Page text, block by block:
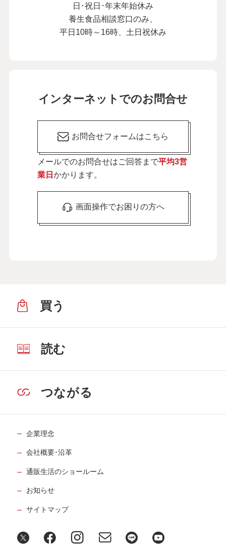
日･祝日･年末年始休み
養生食品相談窓口のみ、
平日10時～16時、土日祝休み
インターネットでのお問合せ
お問合せフォームはこちら
メールでのお問合せはご回答まで平均3営
業日 かかります。
画面操作でお困りの方へ
買う
読む
つながる
企業理念
会社概要･沿革
通販生活のショールーム
お知らせ
サイトマップ